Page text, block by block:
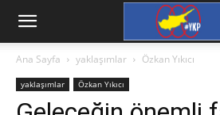
Ana Sayfa yaklaşımlar Özkan Yıkıcı
yaklaşımlar Özkan Yıkıcı